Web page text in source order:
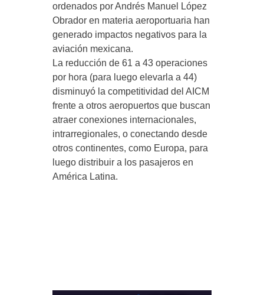
ordenados por Andrés Manuel López
Obrador en materia aeroportuaria han
generado impactos negativos para la
aviación mexicana.
La reducción de 61 a 43 operaciones
por hora (para luego elevarla a 44)
disminuyó la competitividad del AICM
frente a otros aeropuertos que buscan
atraer conexiones internacionales,
intrarregionales, o conectando desde
otros continentes, como Europa, para
luego distribuir a los pasajeros en
América Latina.